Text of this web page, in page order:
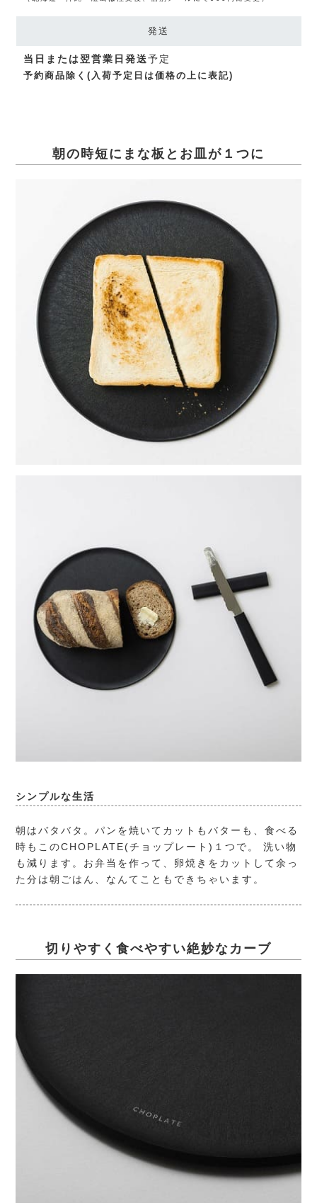
発送
当日または翌営業日発送予定
予約商品除く(入荷予定日は価格の上に表記)
朝の時短にまな板とお皿が１つに
シンプルな生活
朝はバタバタ。パンを焼いてカットもバターも、食べる
時もこのCHOPLATE(チョップレート)１つで。 洗い物
も減ります。お弁当を作って、卵焼きをカットして余っ
た分は朝ごはん、なんてこともできちゃいます。
切りやすく食べやすい絶妙なカーブ